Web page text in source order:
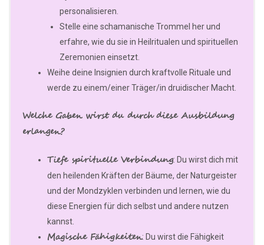
personalisieren.
Stelle eine schamanische Trommel her und
erfahre, wie du sie in Heilritualen und spirituellen
Zeremonien einsetzt.
Weihe deine Insignien durch kraftvolle Rituale und
werde zu einem/einer Träger/in druidischer Macht.
Welche Gaben wirst du durch diese Ausbildung
erlangen?
Tiefe spirituelle Verbindung: Du wirst dich mit
den heilenden Kräften der Bäume, der Naturgeister
und der Mondzyklen verbinden und lernen, wie du
diese Energien für dich selbst und andere nutzen
kannst.
Magische Fähigkeiten: Du wirst die Fähigkeit